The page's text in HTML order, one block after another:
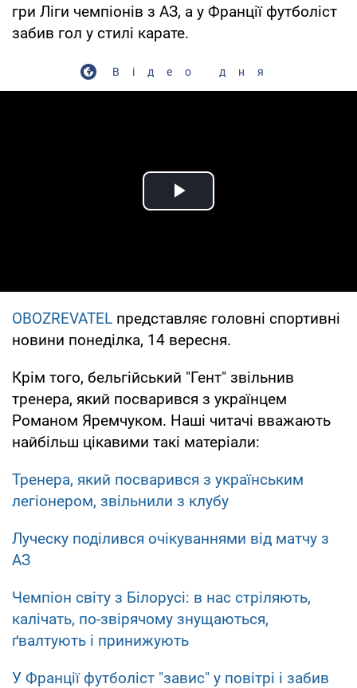
гри Ліги чемпіонів з АЗ, а у Франції футболіст
забив гол у стилі карате.
Відео дня
Play Video
OBOZREVATEL представляє головні спортивні
новини понеділка, 14 вересня.
Крім того, бельгійський "Гент" звільнив
тренера, який посварився з українцем
Романом Яремчуком. Наші читачі вважають
найбільш цікавими такі матеріали:
Тренера, який посварився з українським
легіонером, звільнили з клубу
Луческу поділився очікуваннями від матчу з
АЗ
Чемпіон світу з Білорусі: в нас стріляють,
калічать, по-звірячому знущаються,
ґвалтують і принижують
У Франції футболіст "завис" у повітрі і забив